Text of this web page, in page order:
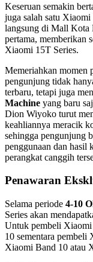
Keseruan semakin
juga salah satu
langsung di Mall Kota
pertama, memberikan
Xiaomi 15T Series.
Memeriahkan momen
pengunjung tidak
terbaru, tetapi juga
Machine yang baru
Dion Wiyoko turut
keahliannya meracik
sehingga pengunjung
penggunaan dan hasil
perangkat canggih
Penawaran
Selama periode 4-10
Series akan
Untuk pembeli Xiaomi
10 sementara pembeli
Xiaomi Band 10 atau